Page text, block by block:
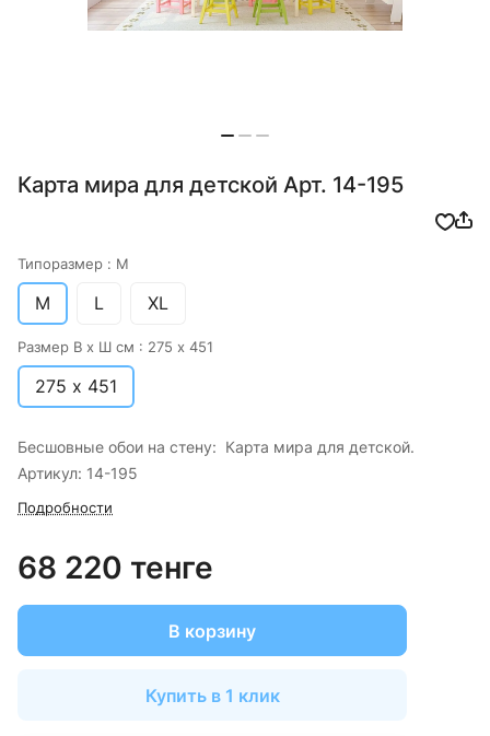
Карта мира для детской Арт. 14-195
Типоразмер : M
M L XL
Размер В х Ш см : 275 х 451
275 х 451
Бесшовные обои на стену: Карта мира для детской.
Артикул: 14-195
Подробности
68 220 тенге
В корзину
Купить в 1 клик